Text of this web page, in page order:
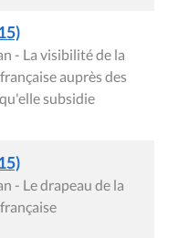
- La visibilité de la
auprès des
subsidie
- Le drapeau de la